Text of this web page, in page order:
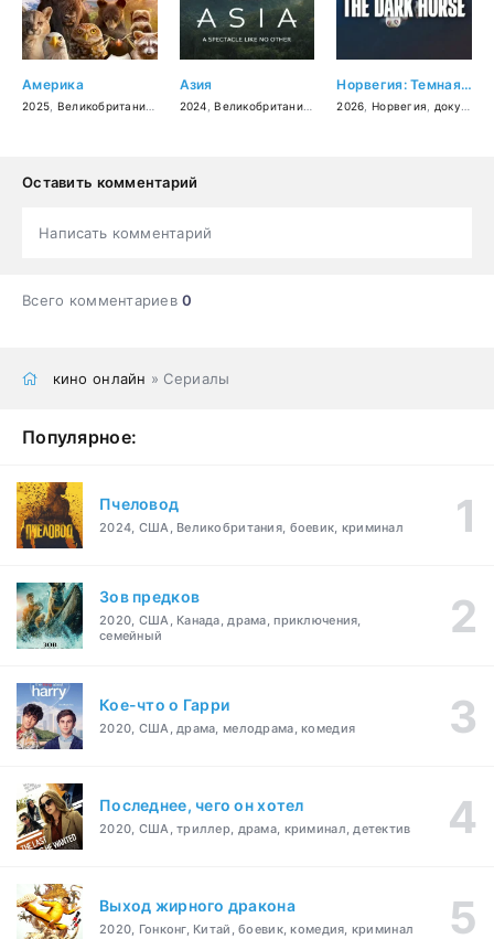
Америка
2025 Великобритания документальный
Азия
2024 ,Великобритания документальный
Норвегия: Темная лошадка
2026 Норвегия документальный
Оставить комментарий
Написать комментарий
Всего комментариев0
кино онлайн » Сериалы
Популярное:
Пчеловод
2024, США, Великобритания, боевик, криминал
Зов предков
2020, США, Канада, драма, приключения,
семейный
Кое-что о Гарри
2020, США, драма, мелодрама, комедия
Последнее, чего он хотел
2020, США, триллер, драма, криминал, детектив
Выход жирного дракона
2020, Гонконг, Китай, боевик, комедия, криминал